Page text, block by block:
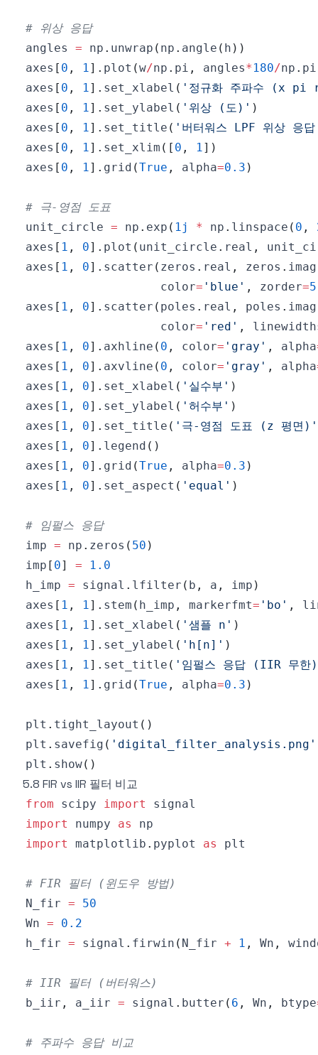
# 위상 응답
angles = np . unwrap ( np . angle ( h ) )
axes [ 0 , 1] . plot (w/np . pi , angles* 180/np . pi
axes [ 0 , 1] . set_xlabel ( '정규화 주파수 (x pi
axes [ 0 , 1] . set_ylabel ( '위상 (도)' )
axes [ 0 , 1] . set_title ( '버터워스 LPF 위상 응
axes [ 0 , 1] . set_xlim ( [ 0 , 1] )
axes [ 0 , 1] . grid (True , alpha=0.3 )
# 극-영점 도표
unit_circle = np . exp ( 1j * np . linspace ( 0 ,
axes [ 1 , 0] . plot ( unit_circle . real ,
axes [ 1 , 0] . scatter ( zeros . real , zeros . imag
                   color
= 'blue' , zorder=5
axes [ 1 , 0] . scatter ( poles . real , poles . imag
                   color
= 'red' ,
axes [ 1 , 0] . axhline ( 0 , color= 'gray' , alpha
axes [ 1 , 0] . axvline ( 0 , color= 'gray' , alpha
axes [ 1 , 0] . set_xlabel ( '실수부' )
axes [ 1 , 0] . set_ylabel ( '허수부' )
axes [ 1 , 0] . set_title ( '극-영점 도표 (z 평면)'
axes [ 1 , 0] . legend ( )
axes [ 1 , 0] . grid (True , alpha=0.3 )
axes [ 1 , 0] . set_aspect ( 'equal' )
# 임펄스 응답
imp = np . zeros ( 50 )
imp [ 0] =
1.0
h_imp = signal . lfilter ( b , a , imp )
axes [ 1 , 1] . stem ( h_imp , markerfmt= 'bo' ,
axes [ 1 , 1] . set_xlabel ( '샘플 n' )
axes [ 1 , 1] . set_ylabel ( 'h[n]' )
axes [ 1 , 1] . set_title ( '임펄스 응답 (IIR 무
axes [ 1 , 1] . grid (True , alpha=0.3 )
plt . tight_layout ( )
plt . savefig ( 'digital_filter_analysis.png'
plt . show( )
5.8 FIR vs IIR 필터 비교
from scipy import
import
numpy as
import
matplotlib . pyplot as
# FIR 필터 (윈도우 방법)
N_fir =
50
Wn =
0.2
h_fir = signal . firwin ( N_fir + 1 , Wn ,
# IIR 필터 (버터워스)
b_iir , a_iir = signal . butter ( 6 , Wn , btype
# 주파수 응답 비교